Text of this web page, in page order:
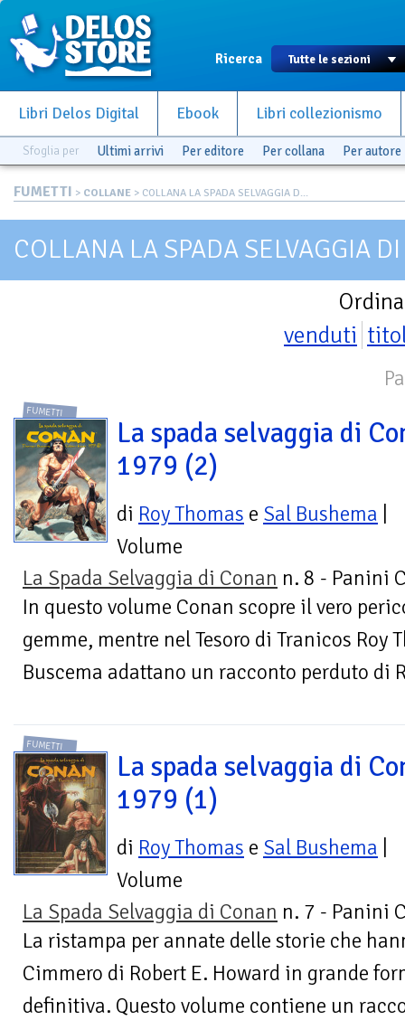
Ricerca
Libri Delos Digital Ebook Libri collezionismo
Sfoglia per Ultimi arrivi Per editore Per collana Per autore
FUMETTI > COLLANE > COLLANA LA SPADA SELVAGGIA D...
COLLANA LA SPADA SELVAGGIA
venduti
FUMETTI
La spada selvaggia di
1979 (2)
di Roy Thomas e Sal Bushema
Volume
La Spada Selvaggia di Conan n. 8 - Panini
In questo volume Conan scopre il vero
gemme, mentre nel Tesoro di Tranicos Roy
Buscema adattano un racconto perduto di
FUMETTI
La spada selvaggia di
1979 (1)
di Roy Thomas e Sal Bushema
Volume
La Spada Selvaggia di Conan n. 7 - Panini
La ristampa per annate delle storie che
Cimmero di Robert E. Howard in grande
definitiva. Questo volume contiene un